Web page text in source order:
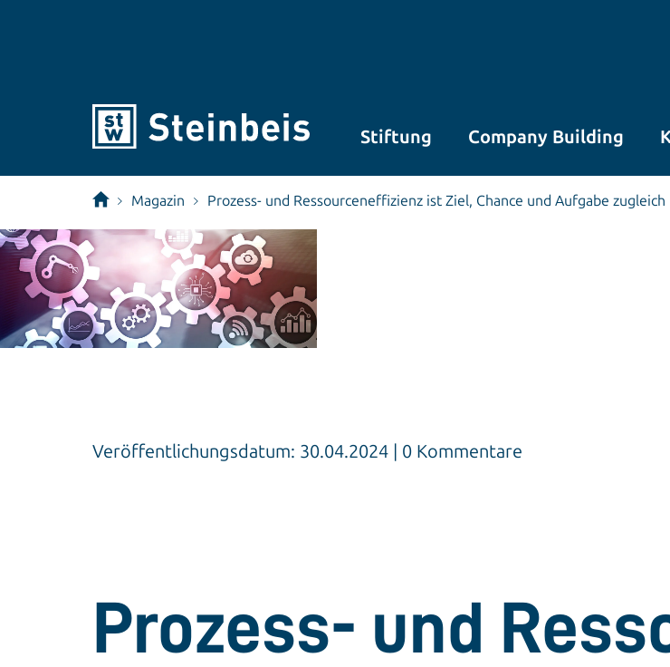
Stiftung Company Building
Magazin Prozess- und Ressourcen­effizienz ist Ziel, Chance und Aufgabe zugleich
Veröffentlichungsdatum: 30.04.2024 | 0 Kommentare
Prozess- und